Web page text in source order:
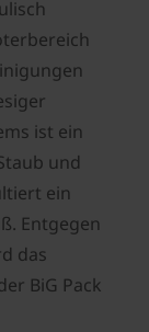
ist ein
und
ein
Entgegen
das
BiG Pack